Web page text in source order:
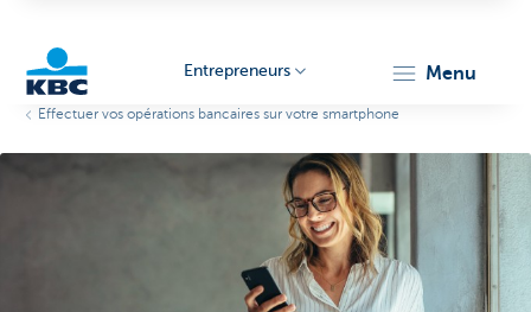
Entrepreneurs menu
Effectuer vos opérations bancaires sur votre smartphone